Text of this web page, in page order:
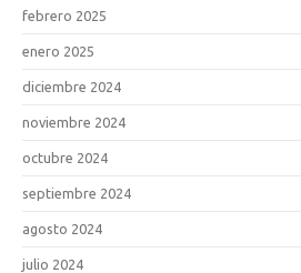
febrero 2025
enero 2025
diciembre 2024
noviembre 2024
octubre 2024
septiembre 2024
agosto 2024
julio 2024